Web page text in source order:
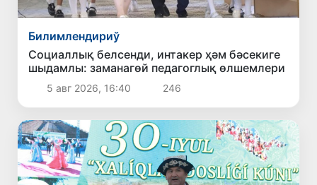
Билимлендириў
Социаллық белсенди, интакер ҳәм бәсекиге
шыдамлы: заманагөй педагоглық өлшемлери
5 авг 2026, 16:40 246